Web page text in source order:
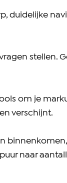
duidelijke
stellen.
om je
verschijnt.
naar